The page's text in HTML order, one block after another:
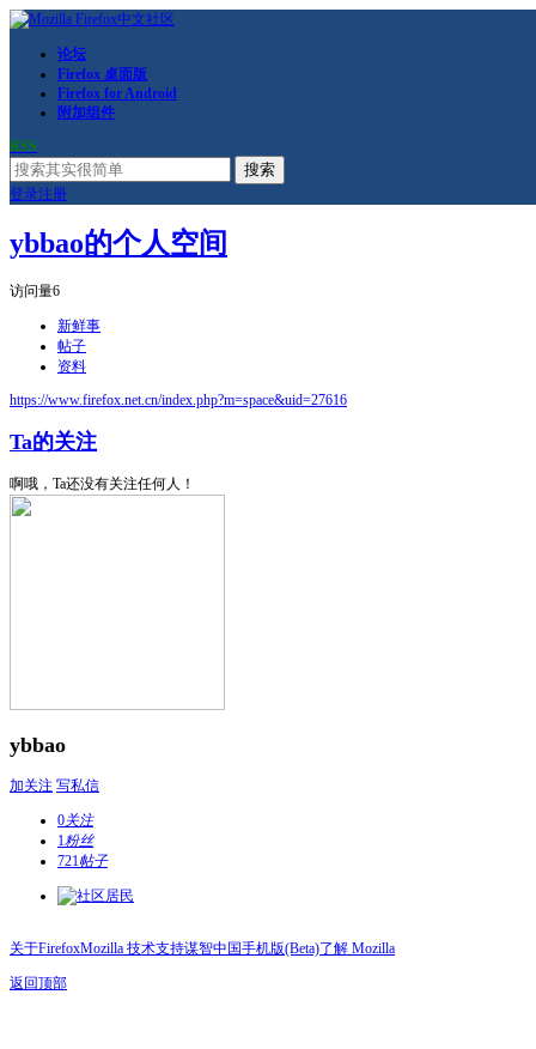
论坛
Firefox 桌面版
Firefox for Android
附加组件
RSS
搜索
登录注册
ybbao的个人空间
访问量6
新鲜事
帖子
资料
https://www.firefox.net.cn/index.php?m=space&uid=27616
Ta的关注
啊哦，Ta还没有关注任何人！
ybbao
加关注 写私信
0关注
1粉丝
721帖子
关于FirefoxMozilla 技术支持谋智中国手机版(Beta)了解 Mozilla
返回顶部